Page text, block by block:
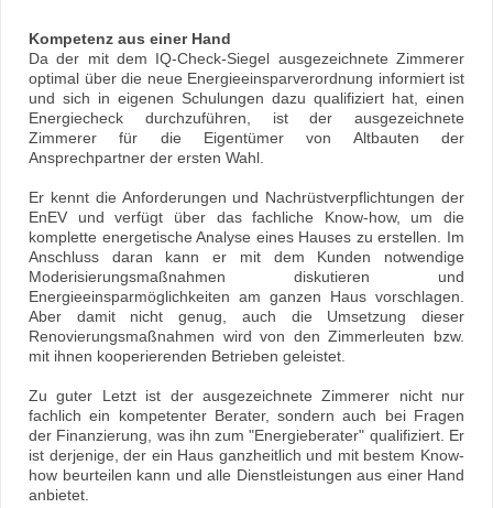
Kompetenz aus einer Hand
Da der mit dem IQ-Check-Siegel ausgezeichnete Zimmerer
optimal über die neue Energieeinsparverordnung informiert ist
und sich in eigenen Schulungen dazu qualifiziert hat, einen
Energiecheck durchzuführen, ist der ausgezeichnete
Zimmerer für die Eigentümer von Altbauten der
Ansprechpartner der ersten Wahl.
Er kennt die Anforderungen und Nachrüstverpflichtungen der
EnEV und verfügt über das fachliche Know-how, um die
komplette energetische Analyse eines Hauses zu erstellen. Im
Anschluss daran kann er mit dem Kunden notwendige
Moderisierungsmaßnahmen diskutieren und
Energieeinsparmöglichkeiten am ganzen Haus vorschlagen.
Aber damit nicht genug, auch die Umsetzung dieser
Renovierungsmaßnahmen wird von den Zimmerleuten bzw.
mit ihnen kooperierenden Betrieben geleistet.
Zu guter Letzt ist der ausgezeichnete Zimmerer nicht nur
fachlich ein kompetenter Berater, sondern auch bei Fragen
der Finanzierung, was ihn zum "Energieberater" qualifiziert. Er
ist derjenige, der ein Haus ganzheitlich und mit bestem Know-
how beurteilen kann und alle Dienstleistungen aus einer Hand
anbietet.